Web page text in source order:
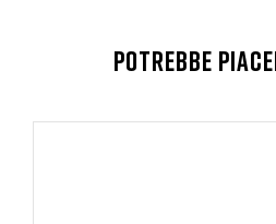
POTREBBE